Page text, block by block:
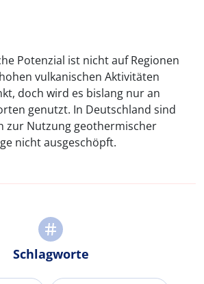
Potenzial ist nicht auf Regionen
vulkanischen Aktivitäten
doch wird es bislang nur an
genutzt. In Deutschland sind
zur Nutzung geothermischer
nicht ausgeschöpft.
Schlagworte